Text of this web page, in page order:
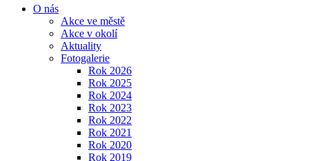
O nás
Akce ve městě
Akce v okolí
Aktuality
Fotogalerie
Rok 2026
Rok 2025
Rok 2024
Rok 2023
Rok 2022
Rok 2021
Rok 2020
Rok 2019